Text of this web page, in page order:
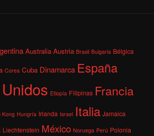
Australia Austria Brasil Bulgaria Bélgica
Corea Cuba Dinamarca España
Etiopía Filipinas Francia
Kong Hungría Irlanda Israel Italia Jamaica
Liechtenstein México Noruega Perú Polonia